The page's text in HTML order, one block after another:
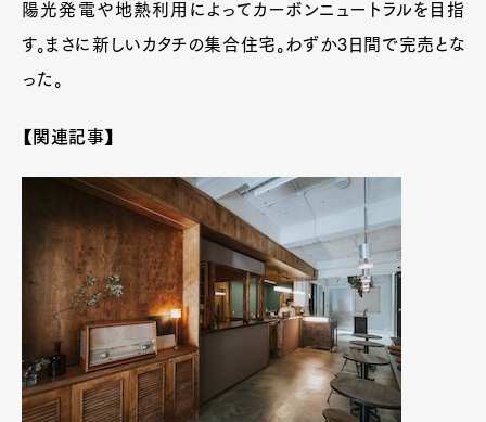
陽光発電や地熱利用によってカーボンニュートラルを目指
す。まさに新しいカタチの集合住宅。わずか3日間で完売とな
った。
【関連記事】